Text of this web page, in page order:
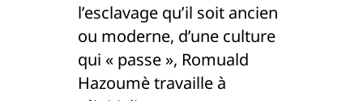
l’esclavage qu’il soit ancien
ou moderne, d’une culture
qui « passe », Romuald
Hazoumè travaille à